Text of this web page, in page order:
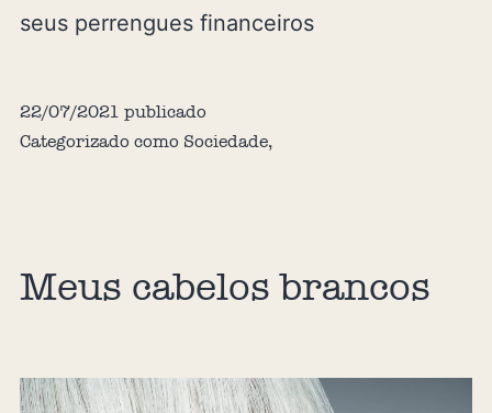
seus perrengues financeiros
22/07/2021 publicado
Categorizado como Sociedade,
Meus cabelos brancos